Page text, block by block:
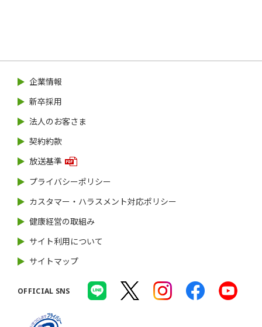
企業情報
新卒採用
法人のお客さま
契約約款
放送基準
プライバシーポリシー
カスタマー・ハラスメント対応ポリシー
健康経営の取組み
サイト利用について
サイトマップ
OFFICIAL SNS